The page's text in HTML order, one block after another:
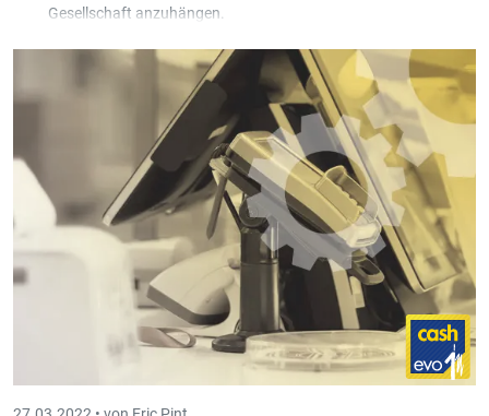
Gesellschaft anzuhängen.
Bilanz und GuV anhand der von eCDF vorgegebenen Standard
Übergangstabelle berechnet und nicht mehr anhand der
hinterlegten Kontenkombinationen vom Bilanz- und GuV
Schema. Dies hat den Vorteil das die Kontenkombinationen
lediglich noch beim Standard eCDF-Kontenplan hinterlegt
werden und von allen Schemen einheitlich genutzt werden
können.
Die eCDF-Schemen wurden inBook-in Evolutionhinzugefügt.
Der Benutzer hat die Möglichkeit sich neben der Standard
Übergangstabelle noch eigene Übergangstabellen zu definieren.